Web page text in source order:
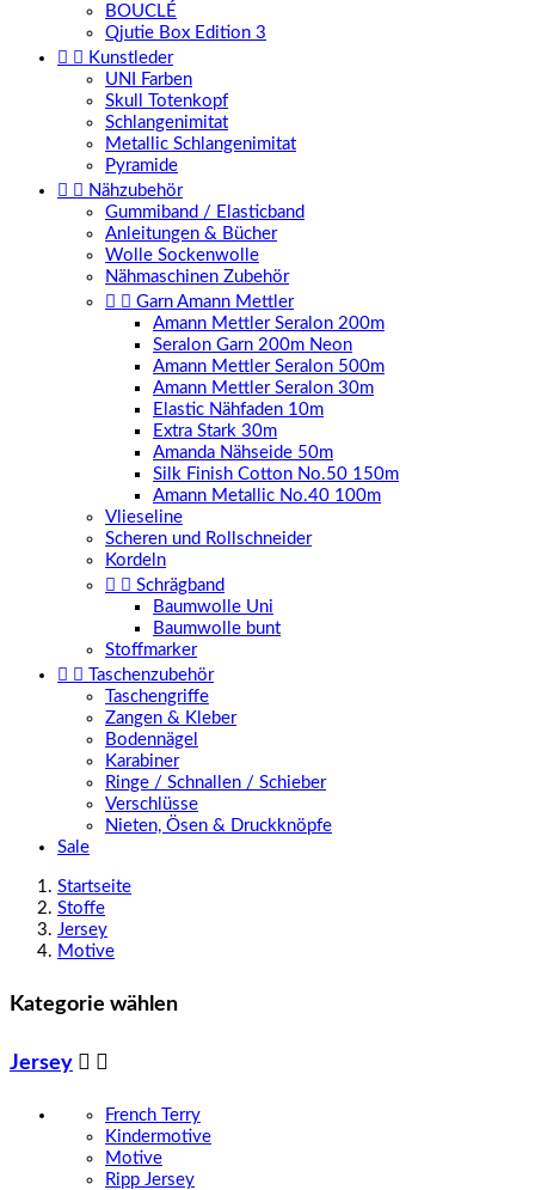
BOUCLÉ
Qjutie Box Edition 3
  Kunstleder
UNI Farben
Skull Totenkopf
Schlangenimitat
Metallic Schlangenimitat
Pyramide
  Nähzubehör
Gummiband / Elasticband
Anleitungen & Bücher
Wolle Sockenwolle
Nähmaschinen Zubehör
  Garn Amann Mettler
Amann Mettler Seralon 200m
Seralon Garn 200m Neon
Amann Mettler Seralon 500m
Amann Mettler Seralon 30m
Elastic Nähfaden 10m
Extra Stark 30m
Amanda Nähseide 50m
Silk Finish Cotton No.50 150m
Amann Metallic No.40 100m
Vlieseline
Scheren und Rollschneider
Kordeln
  Schrägband
Baumwolle Uni
Baumwolle bunt
Stoffmarker
 
Taschenzubehör
Taschengriffe
Zangen & Kleber
Bodennägel
Karabiner
Ringe / Schnallen / Schieber
Verschlüsse
Nieten, Ösen & Druckknöpfe
Sale
Startseite
Stoffe
Jersey
Motive
Kategorie wählen
Jersey  
French Terry
Kindermotive
Motive
Ripp Jersey